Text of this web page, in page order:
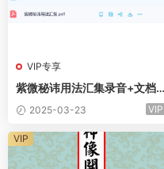
VIP专享
紫微秘讳用法汇集录音+文档
电子版
2025-03-23 VIP
VIP